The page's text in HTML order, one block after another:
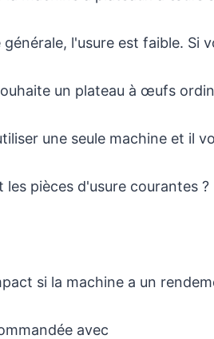
générale, l'usure est faible. Si
un plateau à œufs
une seule machine et il
les pièces d'usure courantes ?
si la machine a un
avec